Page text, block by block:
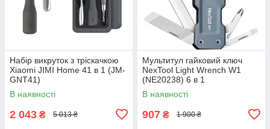
Набір викруток з тріскачкою
Xiaomi JIMI Home 41 в 1 (JM-
GNT41)
В наявності
2 043 ₴ 5 013 ₴
Мультитул гайковий ключ
NexTool Light Wrench W1
(NE20238) 6 в 1
В наявності
907 ₴ 1 900 ₴